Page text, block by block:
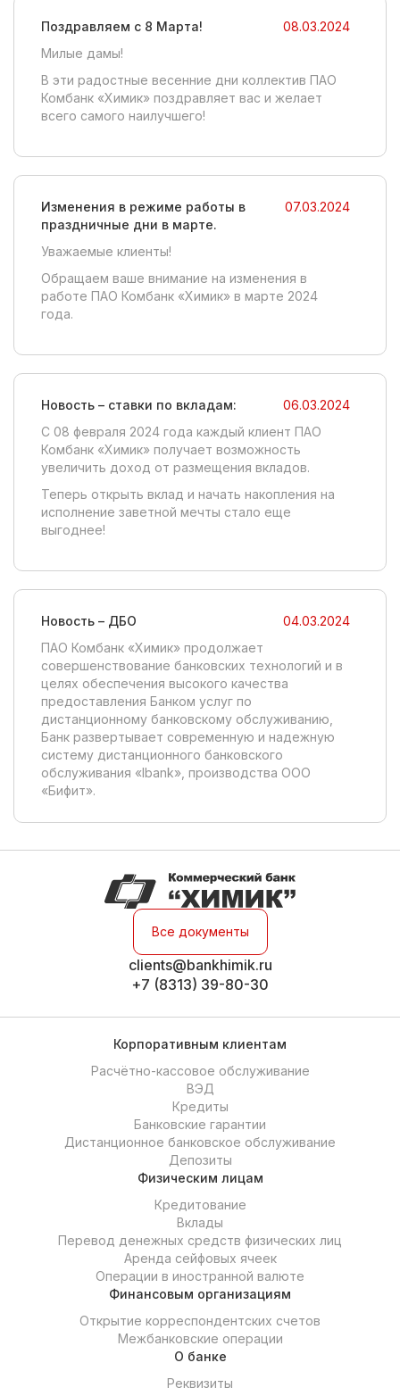
Поздравляем с 8 Марта!
08.03.2024
Милые дамы!
В эти радостные весенние дни коллектив ПАО
Комбанк «Химик» поздравляет вас и желает
всего самого наилучшего!
Изменения в режиме работы в
праздничные дни в марте.
07.03.2024
Уважаемые клиенты!
Обращаем ваше внимание на изменения в
работе ПАО Комбанк «Химик» в марте 2024
года.
Новость – ставки по вкладам:
06.03.2024
С 08 февраля 2024 года каждый клиент ПАО
Комбанк «Химик» получает возможность
увеличить доход от размещения вкладов.
Теперь открыть вклад и начать накопления на
исполнение заветной мечты стало еще
выгоднее!
Новость – ДБО
04.03.2024
ПАО Комбанк «Химик» продолжает
совершенствование банковских технологий и в
целях обеспечения высокого качества
предоставления Банком услуг по
дистанционному банковскому обслуживанию,
Банк развертывает современную и надежную
систему дистанционного банковского
обслуживания «Ibank», производства ООО
«Бифит».
Все документы
clients@bankhimik.ru
+7 (8313) 39-80-30
Корпоративным клиентам
Расчётно-кассовое обслуживание
ВЭД
Кредиты
Банковские гарантии
Дистанционное банковское обслуживание
Депозиты
Физическим лицам
Кредитование
Вклады
Перевод денежных средств физических лиц
Аренда сейфовых ячеек
Операции в иностранной валюте
Финансовым организациям
Открытие корреспондентских счетов
Межбанковские операции
О банке
Реквизиты